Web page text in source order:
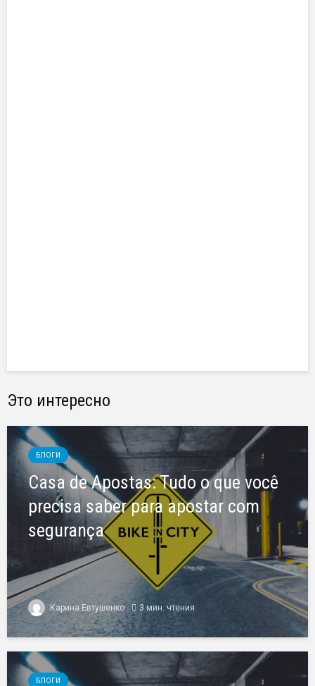
Это интересно
БЛОГИ
Casa de Apostas: Tudo o que você
precisa saber para apostar com
segurança
Карина Евтушенко 3 мин. чтения
БЛОГИ